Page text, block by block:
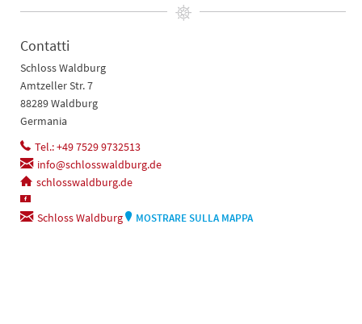
Contatti
Schloss Waldburg
Amtzeller Str. 7
88289 Waldburg
Germania
Tel.: +49 7529 9732513
info@schlosswaldburg.de
schlosswaldburg.de
Schloss Waldburg MOSTRARE SULLA MAPPA